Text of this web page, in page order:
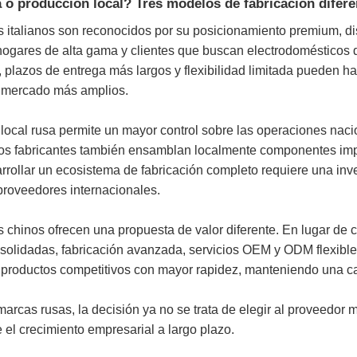
o producción local? Tres modelos de fabricación
italianos son reconocidos por su posicionamiento premium,
de alta gama y clientes que buscan
plazos de entrega más largos y flexibilidad limitada pueden
más amplios.
rusa permite un mayor control sobre las operaciones
fabricantes también ensamblan localmente componentes
un ecosistema de fabricación completo requiere una
internacionales.
chinos ofrecen una propuesta de valor diferente. En lugar
fabricación avanzada, servicios OEM y ODM
competitivos con mayor rapidez, manteniendo una
rusas, la decisión ya no se trata de elegir al proveedor
el crecimiento empresarial a largo plazo.